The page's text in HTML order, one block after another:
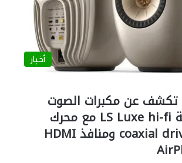
أخبار
شركة KEF تكشف عن مكبرات الصوت
عالية الدقة LS Luxe hi-fi مع محرك
محوري coaxial driver ومنافذ HDMI